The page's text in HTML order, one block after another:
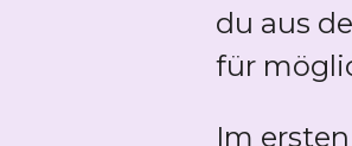
du aus
für
Im